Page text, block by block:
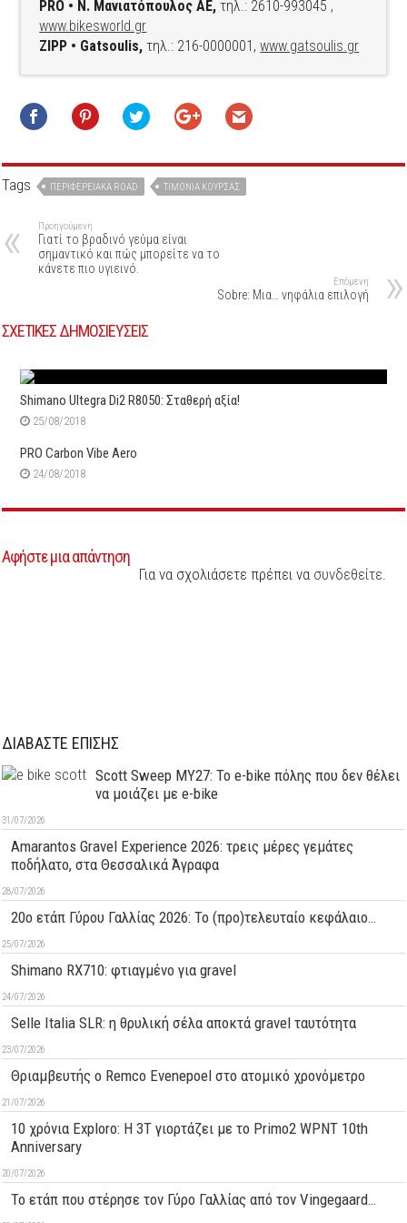
PRO • Ν. Μανιατόπουλος ΑΕ, τηλ.: 2610-993045 ,
www.bikesworld.gr
ZIPP • Gatsoulis, τηλ.: 216-0000001,www.gatsoulis.gr
Tags ΠΕΡΙΦΕΡΕΙΑΚΆ ROAD ΤΙΜΌΝΙΑ ΚΟΎΡΣΑΣ
Προηγούμενη
Γιατί το βραδινό γεύμα είναι
σημαντικό και πώς μπορείτε να το
κάνετε πιο υγιεινό.
Επόμενη
Sobre: Μια… νηφάλια επιλογή
ΣΧΕΤΙΚΕΣ ΔΗΜΟΣΙΕΥΣΕΙΣ
Shimano Ultegra Di2 R8050: Σταθερή αξία!
25/08/2018
PRO Carbon Vibe Aero
24/08/2018
Αφήστε μια απάντηση
Για να σχολιάσετε πρέπει να συνδεθείτε.
ΔΙΑΒΑΣΤΕ ΕΠΙΣΗΣ
Scott Sweep MY27: Το e-bike πόλης που δεν θέλει
να μοιάζει με e-bike
31/07/2026
Amarantos Gravel Experience 2026: τρεις μέρες γεμάτες
ποδήλατο, στα Θεσσαλικά Άγραφα
28/07/2026
20ο ετάπ Γύρου Γαλλίας 2026: Το (προ)τελευταίο κεφάλαιο…
25/07/2026
Shimano RX710: φτιαγμένο για gravel
24/07/2026
Selle Italia SLR: η θρυλική σέλα αποκτά gravel ταυτότητα
23/07/2026
Θριαμβευτής ο Remco Evenepoel στο ατομικό χρονόμετρο
21/07/2026
10 χρόνια Exploro: Η 3T γιορτάζει με το Primo2 WPNT 10th
Anniversary
20/07/2026
Το ετάπ που στέρησε τον Γύρο Γαλλίας από τον Vingegaard…